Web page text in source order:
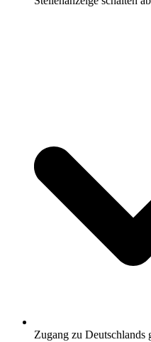
Zugang zu Deutschlands